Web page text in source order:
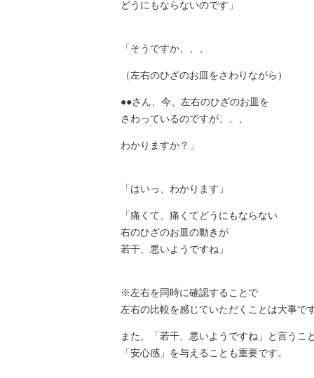
どうにもならないのです」
「そうですか、、、
（左右のひざのお皿をさわりながら）
●●さん、今、左右のひざのお皿を
さわっているのですが、、、
わかりますか？」
「はいっ、わかります」
「痛くて、痛くてどうにもならない
右のひざのお皿の動きが
若干、悪いようですね」
※左右を同時に確認することで
左右の比較を感じていただくことは大事で
また、「若干、悪いようですね」と言うこ
「安心感」を与えることも重要です。